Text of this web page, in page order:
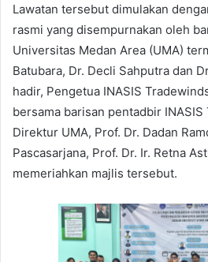
Lawatan tersebut dimulakan
rasmi yang disempurnakan oleh
Universitas Medan Area (UMA)
Batubara, Dr. Decli Sahputra dan
hadir, Pengetua INASIS
bersama barisan pentadbir
Direktur UMA, Prof. Dr. Dadan
Pascasarjana, Prof. Dr. Ir. Retna
memeriahkan majlis tersebut.